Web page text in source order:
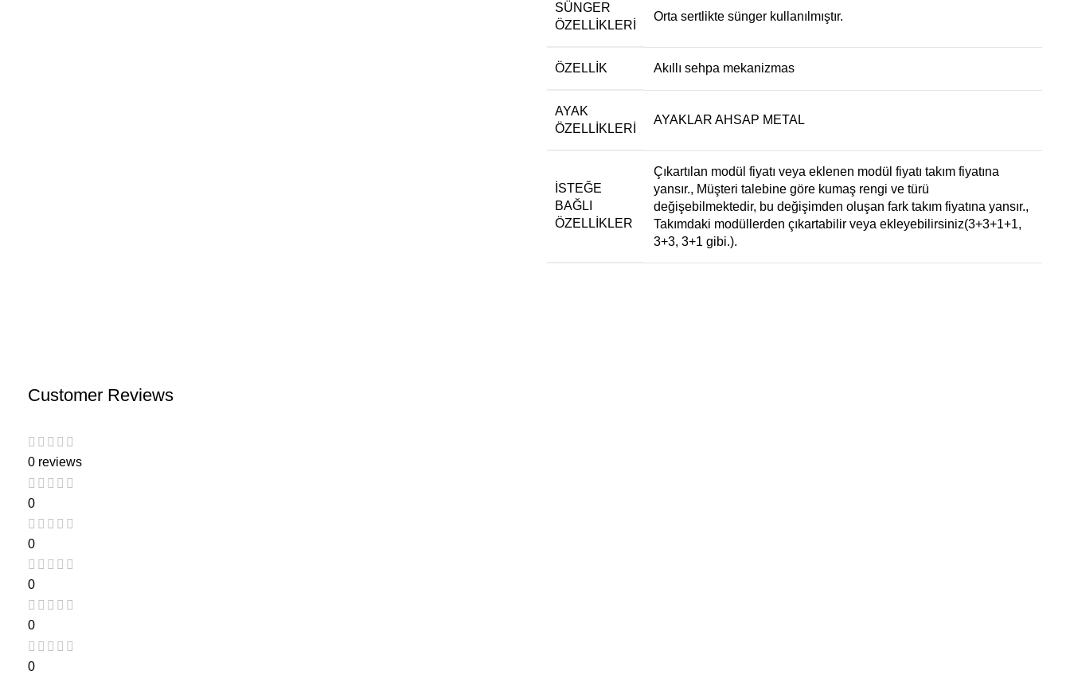
SÜNGER
ÖZELLIKLERI
Orta sertlikte sünger kullanılmıştır.
ÖZELLIK Akıllı sehpa mekanizmas
AYAK
ÖZELLIKLERI
AYAKLAR AHSAP METAL
İSTEĞE
BAĞLI
ÖZELLİKLER
Çıkartılan modül fiyatı veya eklenen modül fiyatı takım fiyatına
yansır., Müşteri talebine göre kumaş rengi ve türü
değişebilmektedir, bu değişimden oluşan fark takım fiyatına yansır.,
Takımdaki modüllerden çıkartabilir veya ekleyebilirsiniz(3+3+1+1,
3+3, 3+1 gibi.).
Customer Reviews
0 reviews
0
0
0
0
0